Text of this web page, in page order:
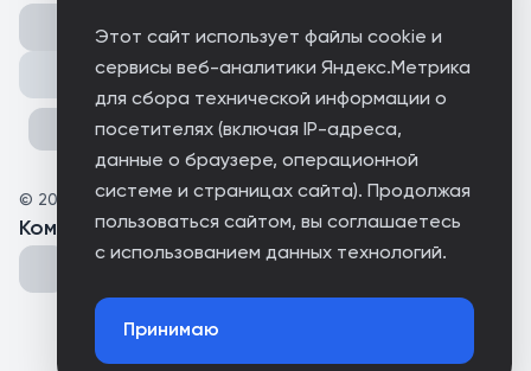
Этот сайт использует файлы cookie и
сервисы веб-аналитики Яндекс.Метрика
для сбора технической информации о
посетителях (включая IP-адреса,
данные о браузере, операционной
системе и страницах сайта). Продолжая
пользоваться сайтом, вы соглашаетесь
с использованием данных технологий.
Принимаю
Поделиться
© 2025 Палан
Комментарии(0 )